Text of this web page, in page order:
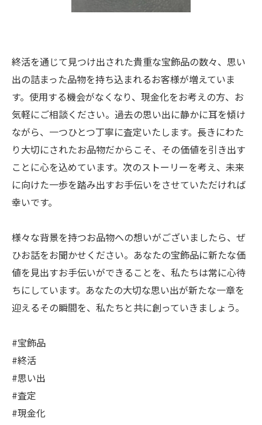
終活を通じて見つけ出された貴重な宝飾品の数々、思い
出の詰まった品物を持ち込まれるお客様が増えていま
す。使用する機会がなくなり、現金化をお考えの方、お
気軽にご相談ください。過去の思い出に静かに耳を傾け
ながら、一つひとつ丁寧に査定いたします。長きにわた
り大切にされたお品物だからこそ、その価値を引き出す
ことに心を込めています。次のストーリーを考え、未来
に向けた一歩を踏み出すお手伝いをさせていただければ
幸いです。
様々な背景を持つお品物への想いがございましたら、ぜ
ひお話をお聞かせください。あなたの宝飾品に新たな価
値を見出すお手伝いができることを、私たちは常に心待
ちにしています。あなたの大切な思い出が新たな一章を
迎えるその瞬間を、私たちと共に創っていきましょう。
#宝飾品
#終活
#思い出
#査定
#現金化